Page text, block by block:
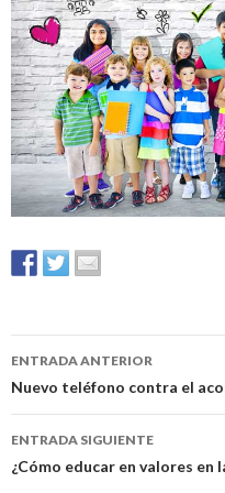
Navegación
de
entradas
ENTRADA ANTERIOR
Nuevo teléfono contra el
ENTRADA SIGUIENTE
¿Cómo educar en valores en